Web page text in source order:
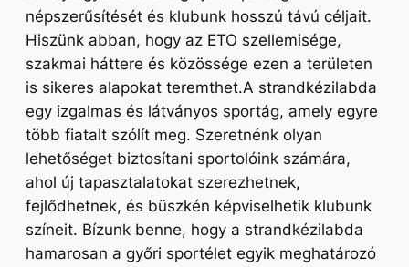
népszerűsítését és klubunk hosszú távú céljait.
Hiszünk abban, hogy az ETO szellemisége,
szakmai háttere és közössége ezen a területen
is sikeres alapokat teremthet.A strandkézilabda
egy izgalmas és látványos sportág, amely egyre
több fiatalt szólít meg. Szeretnénk olyan
lehetőséget biztosítani sportolóink számára,
ahol új tapasztalatokat szerezhetnek,
fejlődhetnek, és büszkén képviselhetik klubunk
színeit. Bízunk benne, hogy a strandkézilabda
hamarosan a győri sportélet egyik meghatározó